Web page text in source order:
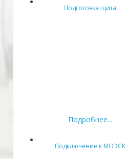
Подготовка щита
Подробнее...
Подключение к МОЭСК